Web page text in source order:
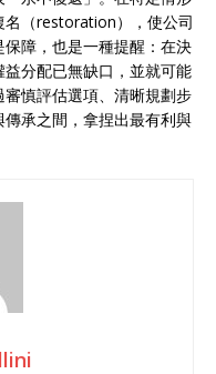
名（restoration），使公司
障，也是一種提醒：在決
分配已無缺口，並就可能
慎評估選項、清晰規劃步
承之間，拿捏出最有利與